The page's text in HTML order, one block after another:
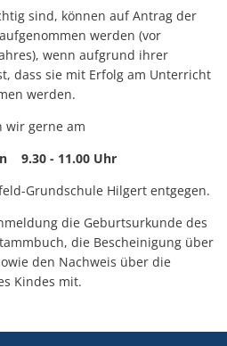
sind, können auf Antrag der
werden (vor
wenn aufgrund ihrer
dass sie mit Erfolg am Unterricht
werden.
wir gerne am
- 11.00 Uhr
Grundschule Hilgert entgegen.
die Geburtsurkunde des
die Bescheinigung über
den Nachweis über die
Kindes mit.